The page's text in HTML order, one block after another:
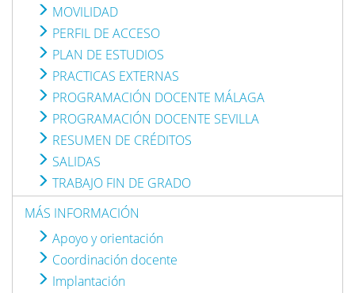
MOVILIDAD
PERFIL DE ACCESO
PLAN DE ESTUDIOS
PRACTICAS EXTERNAS
PROGRAMACIÓN DOCENTE MÁLAGA
PROGRAMACIÓN DOCENTE SEVILLA
RESUMEN DE CRÉDITOS
SALIDAS
TRABAJO FIN DE GRADO
MÁS INFORMACIÓN
Apoyo y orientación
Coordinación docente
Implantación